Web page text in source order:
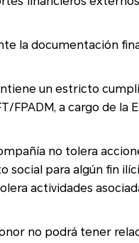
la documentación
un estricto cumplimiento de
FPADM, a cargo de la
no tolera acciones u omisiones que
fin ilícito, ilegal, irregular,
actividades
no podrá tener relaciones